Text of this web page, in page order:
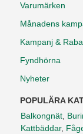
Varumärken
Månadens
Kampanj &
Fyndhörna
Nyheter
POPULÄRA
Balkongnät,
Kattbäddar,